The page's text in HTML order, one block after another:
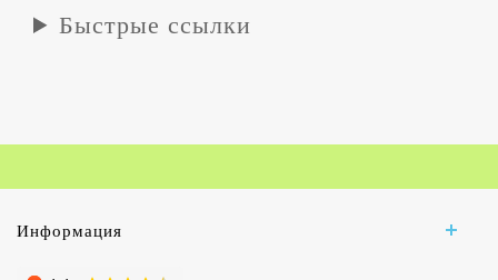
Быстрые ссылки
Информация